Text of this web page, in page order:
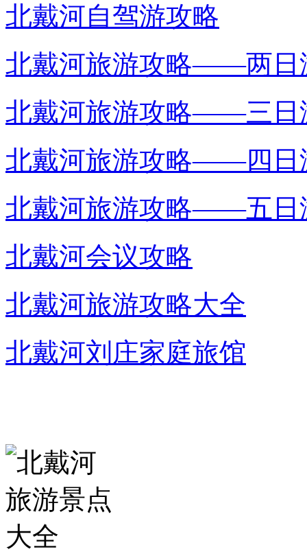
北戴河自驾游攻略
北戴河旅游攻略——两日
北戴河旅游攻略——三日
北戴河旅游攻略——四日
北戴河旅游攻略——五日
北戴河会议攻略
北戴河旅游攻略大全
北戴河刘庄家庭旅馆